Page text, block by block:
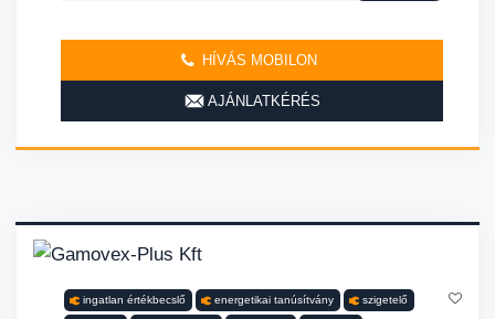
HÍVÁS MOBILON
AJÁNLATKÉRÉS
ingatlan értékbecslő energetikai tanúsítvány szigetelő